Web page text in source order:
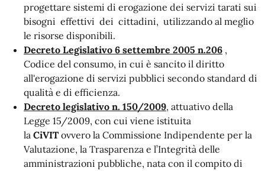
progettare sistemi di erogazione dei servizi tarati sui
bisogni effettivi dei cittadini, utilizzando al meglio
le risorse disponibili.
Decreto Legislativo 6 settembre 2005 n.206 ,
Codice del consumo, in cui è sancito il diritto
all'erogazione di servizi pubblici secondo standard di
qualità e di efficienza.
Decreto legislativo n. 150/2009, attuativo della
Legge 15/2009, con cui viene istituita
la CiVIT ovvero la Commissione Indipendente per la
Valutazione, la Trasparenza e l’Integrità delle
amministrazioni pubbliche, nata con il compito di